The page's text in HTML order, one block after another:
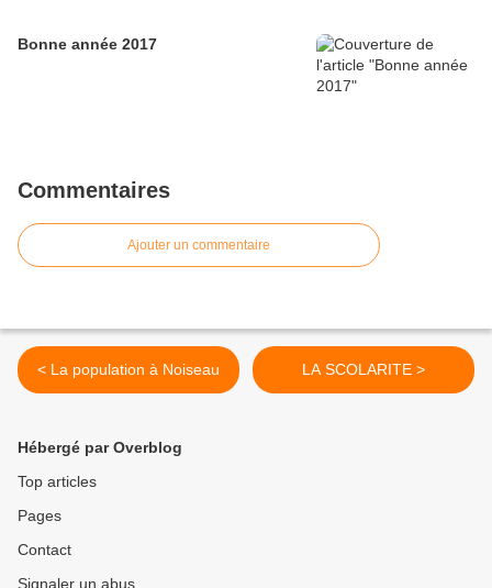
Bonne année 2017
Commentaires
Ajouter un commentaire
< La population à Noiseau LA SCOLARITE >
Hébergé par Overblog
Top articles
Pages
Contact
Signaler un abus